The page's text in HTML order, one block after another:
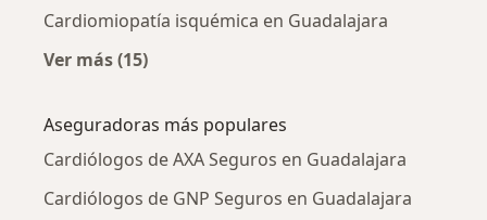
Cardiomiopatía isquémica en Guadalajara
Ver más (15)
Aseguradoras más populares
Cardiólogos de AXA Seguros en Guadalajara
Cardiólogos de GNP Seguros en Guadalajara